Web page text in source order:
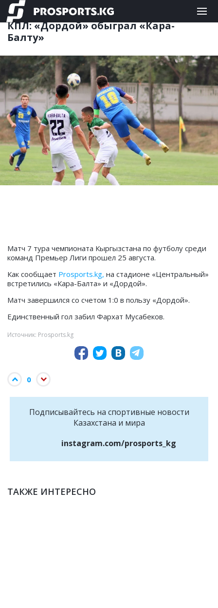
КЫРГЫЗСКИЙ ФУТБОЛ 25.08.2020 17:55
КПЛ: «Дордой» обыграл «Кара-
Балту»
Матч 7 тура чемпионата Кыргызстана по футболу среди
команд Премьер Лиги прошел 25 августа.
Как сообщает Prosports.kg, на стадионе «Центральный»
встретились «Кара-Балта» и «Дордой».
Матч завершился со счетом 1:0 в пользу «Дордой».
Единственный гол забил Фархат Мусабеков.
Источник: Prosports.kg
0
Подписывайтесь на cпортивные новости
Казахстана и мира
instagram.com/prosports_kg
ТАКЖЕ ИНТЕРЕСНО